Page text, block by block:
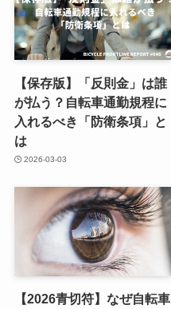
【保存版】「反則金」は誰
が払う？自転車通勤規程に
入れるべき「防衛条項」と
は
2026-03-03
【2026青切符】なぜ自転車